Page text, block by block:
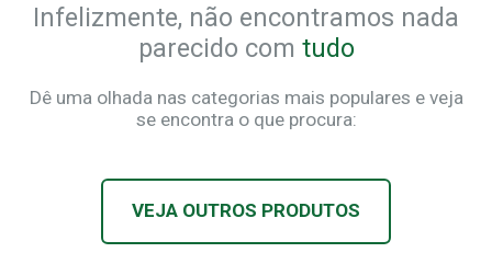
Infelizmente, não encontramos nada
parecido com tudo
Dê uma olhada nas categorias mais populares e veja
se encontra o que procura:
VEJA OUTROS PRODUTOS